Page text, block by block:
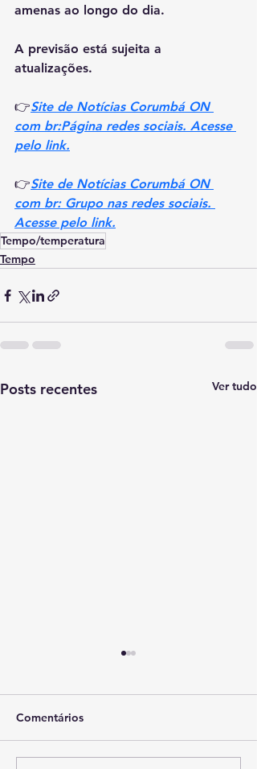
amenas ao longo do dia.
A previsão está sujeita a
atualizações.
👉Site de Notícias Corumbá ON
com br:Página redes sociais. Acesse
pelo link.
👉Site de Notícias Corumbá ON
com br: Grupo nas redes sociais.
Acesse pelo link.
Tempo/temperatura
Tempo
Posts recentes Ver tudo
Comentários